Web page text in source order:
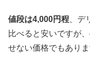
値段は4,000円程 、
比べると安いですが
せない価格でもありま